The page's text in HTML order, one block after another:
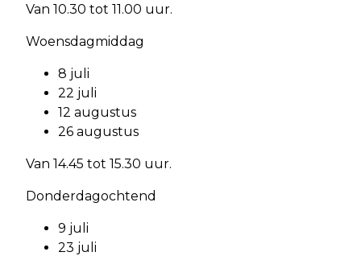
Van 10.30 tot 11.00 uur.
Woensdagmiddag
8 juli
22 juli
12 augustus
26 augustus
Van 14.45 tot 15.30 uur.
Donderdagochtend
9 juli
23 juli